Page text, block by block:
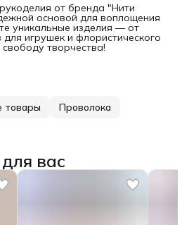
от бренда "Нити
основой для воплощения
уникальные изделия — от
игрушек и флористического
творчества!
товары Проволока
вас